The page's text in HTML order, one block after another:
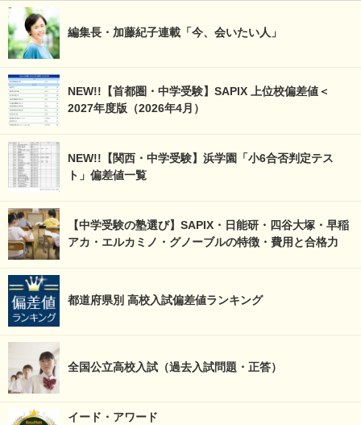
編集長・加藤紀子連載「今、会いたい人」
NEW!!【首都圏・中学受験】SAPIX 上位校偏差値＜
2027年度版（2026年4月）
NEW!!【関西・中学受験】浜学園「小6合否判定テス
ト」偏差値一覧
【中学受験の塾選び】SAPIX・日能研・四谷大塚・早稲
アカ・エルカミノ・グノーブルの特徴・費用と合格力
都道府県別 高校入試偏差値ランキング
全国公立高校入試（過去入試問題・正答）
イード・アワード